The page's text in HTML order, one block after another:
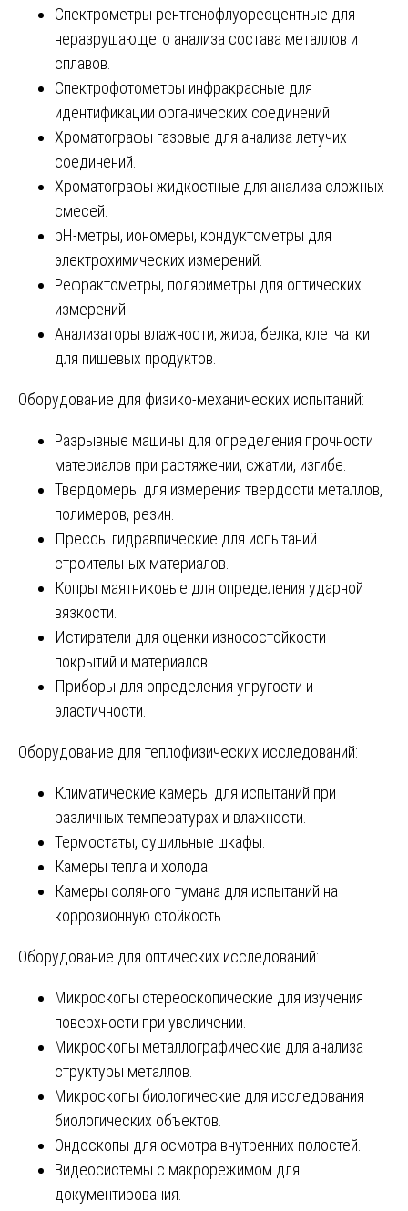
Спектрометры рентгенофлуоресцентные для
неразрушающего анализа состава металлов и
сплавов.
Спектрофотометры инфракрасные для
идентификации органических соединений.
Хроматографы газовые для анализа летучих
соединений.
Хроматографы жидкостные для анализа сложных
смесей.
pH-метры, иономеры, кондуктометры для
электрохимических измерений.
Рефрактометры, поляриметры для оптических
измерений.
Анализаторы влажности, жира, белка, клетчатки
для пищевых продуктов.
Оборудование для физико-механических испытаний:
Разрывные машины для определения прочности
материалов при растяжении, сжатии, изгибе.
Твердомеры для измерения твердости металлов,
полимеров, резин.
Прессы гидравлические для испытаний
строительных материалов.
Копры маятниковые для определения ударной
вязкости.
Истиратели для оценки износостойкости
покрытий и материалов.
Приборы для определения упругости и
эластичности.
Оборудование для теплофизических исследований:
Климатические камеры для испытаний при
различных температурах и влажности.
Термостаты, сушильные шкафы.
Камеры тепла и холода.
Камеры соляного тумана для испытаний на
коррозионную стойкость.
Оборудование для оптических исследований:
Микроскопы стереоскопические для изучения
поверхности при увеличении.
Микроскопы металлографические для анализа
структуры металлов.
Микроскопы биологические для исследования
биологических объектов.
Эндоскопы для осмотра внутренних полостей.
Видеосистемы с макрорежимом для
документирования.